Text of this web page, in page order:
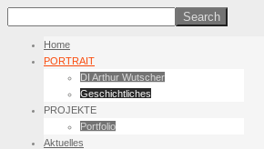
Home
PORTRAIT
DI Arthur Wutscher
Geschichtliches
PROJEKTE
Portfolio
Aktuelles